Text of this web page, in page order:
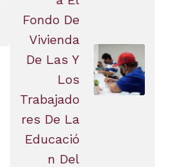
Fondo De
Vivienda
De Las Y
Los
Trabajado
Res De La
Educació
N Del